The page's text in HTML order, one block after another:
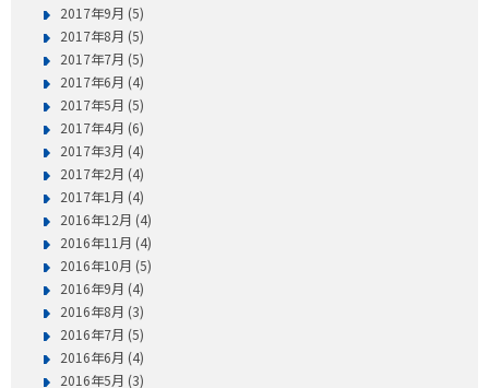
2017年9月 (5)
2017年8月 (5)
2017年7月 (5)
2017年6月 (4)
2017年5月 (5)
2017年4月 (6)
2017年3月 (4)
2017年2月 (4)
2017年1月 (4)
2016年12月 (4)
2016年11月 (4)
2016年10月 (5)
2016年9月 (4)
2016年8月 (3)
2016年7月 (5)
2016年6月 (4)
2016年5月 (3)